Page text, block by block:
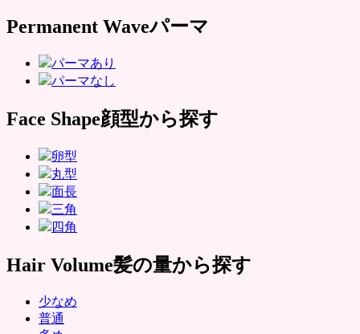
Permanent Waveパーマ
パーマあり
パーマなし
Face Shape顔型から探す
卵型
丸型
面長
三角
四角
Hair Volume髪の量から探す
少なめ
普通